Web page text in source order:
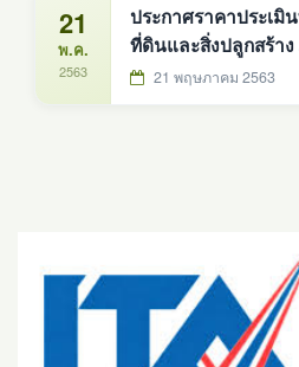
21
พ.ค.
2563
ประกาศราคาประเมิ
ที่ดินและสิ่งปลูกสร้าง
256321 พฤษภาคม 2563